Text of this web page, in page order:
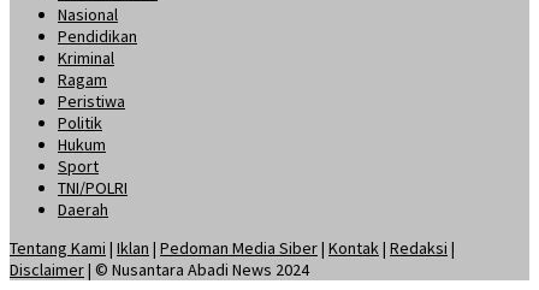
Nasional
Pendidikan
Kriminal
Ragam
Peristiwa
Politik
Hukum
Sport
TNI/POLRI
Daerah
Tentang Kami | Iklan | Pedoman Media Siber| Kontak| Redaksi |
Disclaimer| © Nusantara Abadi News 2024